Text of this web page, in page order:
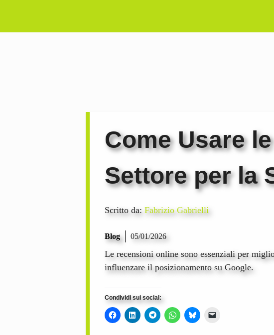
contenuto
Come Usare
Settore per la
Scritto da: Fabrizio Gabrielli
Blog 05/01/2026
Le recensioni online sono essenziali per
influenzare il posizionamento su Google.
Condividi sui social: